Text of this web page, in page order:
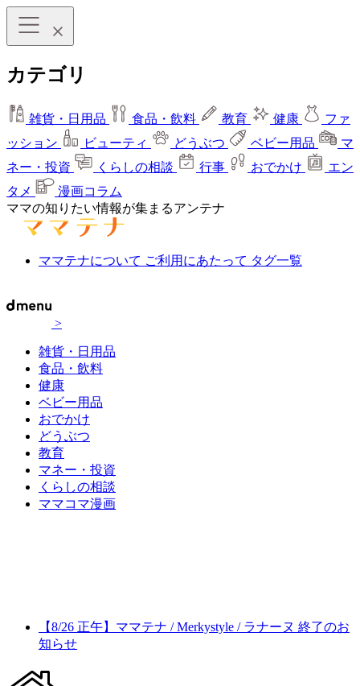
カテゴリ
雑貨・日用品 食品・飲料 教育 健康
ファ
ッション
ビューティ どうぶつ ベビー用品
マ
ネー・投資
くらしの相談 行事 おでかけ
エン
タメ
漫画コラム
ママの知りたい情報が集まるアンテナ
ママテナについて ご利用にあたって タグ一覧
>
雑貨・日用品
食品・飲料
健康
ベビー用品
おでかけ
どうぶつ
教育
マネー・投資
くらしの相談
ママコマ漫画
【8/26 正午】ママテナ / Merkystyle / ラナーヌ 終了のお
知らせ